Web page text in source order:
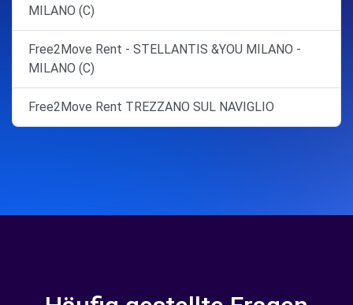
MILANO (C)
Free2Move Rent - STELLANTIS &YOU MILANO -
MILANO (C)
Free2Move Rent TREZZANO SUL NAVIGLIO